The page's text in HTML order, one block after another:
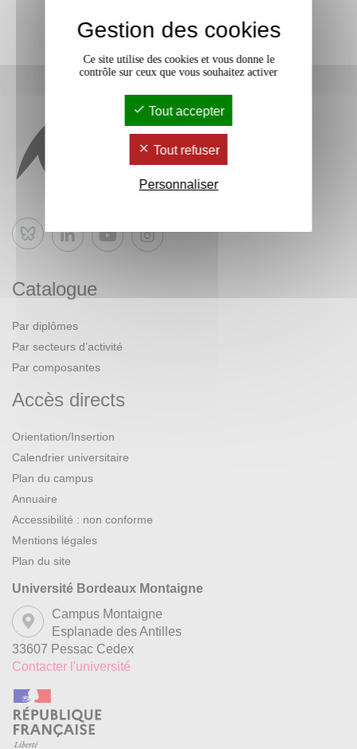
Bluesky
Catalogue
Par diplômes
Par secteurs d’activité
Par composantes
Accès directs
Orientation/Insertion
Calendrier universitaire
Plan du campus
Annuaire
Accessibilité : non conforme
Mentions légales
Plan du site
Université Bordeaux Montaigne
Campus Montaigne
Esplanade des Antilles
33607 Pessac Cedex
Contacter l'université
Gestion des cookies
Ce site utilise des cookies et vous donne le
contrôle sur ceux que vous souhaitez activer
Tout accepter
Tout refuser
Personnaliser